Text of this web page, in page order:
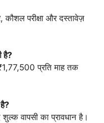
कौशल परीक्षा और दस्तावेज़
है?
प्रति माह तक
शुल्क वापसी का प्रावधान है।